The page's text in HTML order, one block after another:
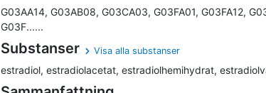
G03AA14, G03AB08, G03CA03, G03FA01, G03FA12,
G03F......
Substanser Visa alla substanser
estradiol, estradiolacetat, estradiolhemihydrat,